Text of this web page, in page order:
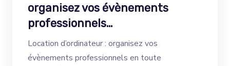
organisez vos évènements
professionnels…
Location d’ordinateur : organisez vos
évènements professionnels en toute